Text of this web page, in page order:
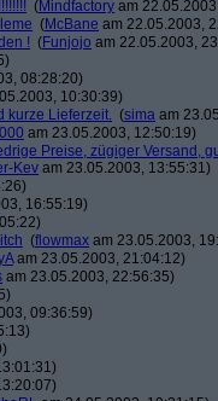
(Mindfactory am
(McBane am 22.05.2003,
! (Funjojo am 22.05.2003,
08:28:20)
10:30:39)
kurze Lieferzeit. (sima am
am 23.05.2003, 12:50:19)
Preise, zügiger Versand,
Kev am 23.05.2003, 13:55:31)
16:55:19)
(flowmax am 23.05.2003,
am 23.05.2003, 21:04:12)
am 23.05.2003, 22:56:35)
09:36:59)